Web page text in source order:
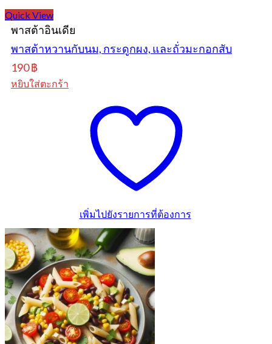
Quick View
พาสต้าอินเดีย
พาสต้าหวานกับนม, กระดูกผง, และถั่วมะกอกสับ
190฿
หยิบใส่ตะกร้า
เพิ่มไปยังรายการที่ต้องการ